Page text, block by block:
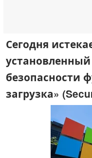
Сегодня
безопасности
загрузка»